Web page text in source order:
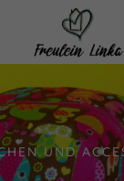
UND